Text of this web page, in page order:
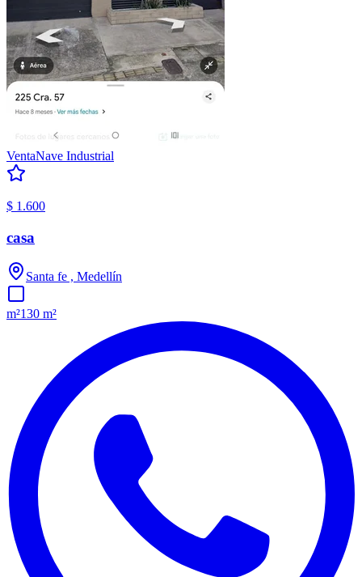
VentaNave Industrial
$ 1.600
casa
Santa fe , Medellín
m²130 m²